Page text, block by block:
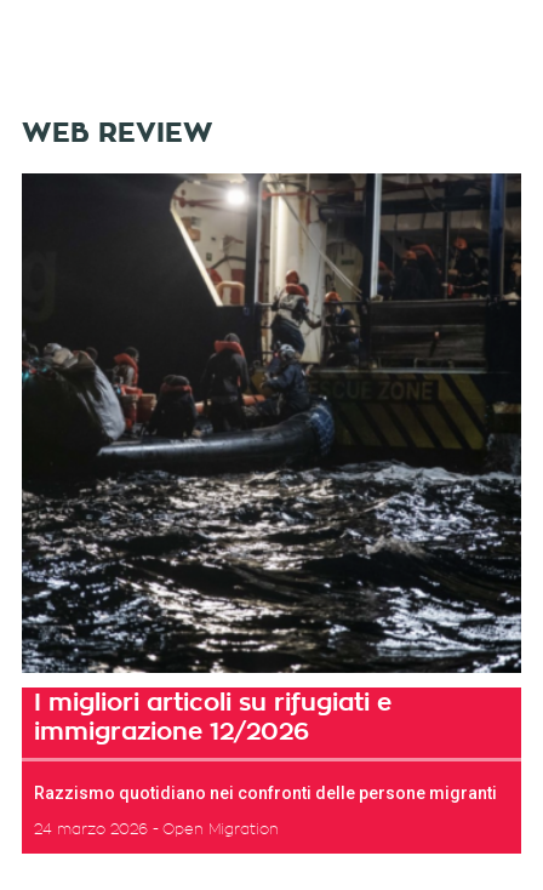
WEB REVIEW
I migliori articoli su rifugiati e
immigrazione 12/2026
Razzismo quotidiano nei confronti delle persone migranti
24 marzo 2026 Open Migration